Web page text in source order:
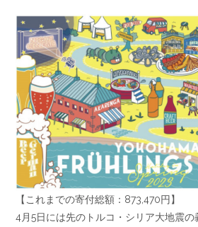
【これまでの寄付総額：873,470円】
4月5日には先のトルコ・シリア大地震